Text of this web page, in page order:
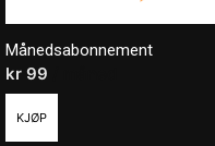
Månedsabonnement
kr 99
KJØP